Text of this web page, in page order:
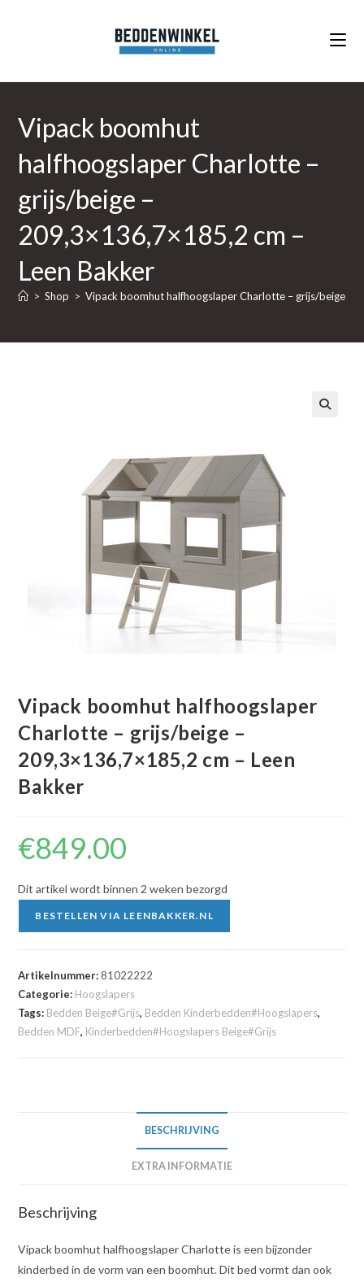
Vipack boomhut
halfhoogslaper Charlotte –
grijs/beige –
209,3×136,7×185,2 cm –
Leen Bakker
> Shop > Vipack boomhut halfhoogslaper Charlotte – grijs/beige –
Vipack boomhut halfhoogslaper
Charlotte – grijs/beige –
209,3×136,7×185,2 cm – Leen
Bakker
€849.00
Dit artikel wordt binnen 2 weken bezorgd
BESTELLEN VIA LEENBAKKER.NL
Artikelnummer:81022222
Categorie: Hoogslapers
Tags: Bedden Beige#Grijs, Bedden Kinderbedden#Hoogslapers,
Bedden MDF, Kinderbedden#Hoogslapers Beige#Grijs
BESCHRIJVING
EXTRA INFORMATIE
Beschrijving
Vipack boomhut halfhoogslaper Charlotte is een bijzonder
kinderbed in de vorm van een boomhut. Dit bed vormt dan ook